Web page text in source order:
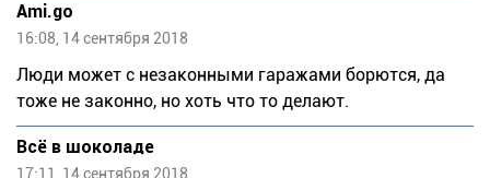
Ami.go
16:08, 14 сентября 2018
Люди может с незаконными гаражами борются, да
тоже не законно, но хоть что то делают.
Всё в шоколаде
17:11, 14 сентября 2018